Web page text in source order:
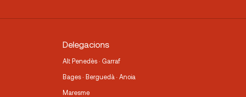
Delegacions
Alt Penedès · Garraf
Bages · Berguedà · Anoia
Maresme